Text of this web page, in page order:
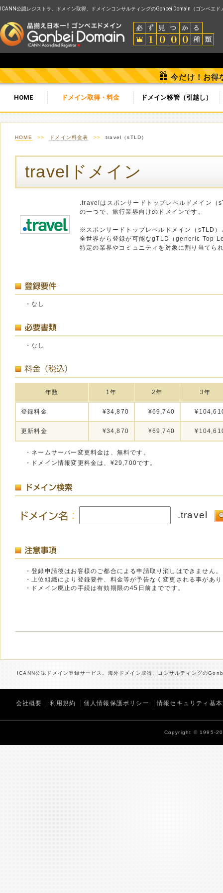
ICANN公認レジストラ。ドメイン取得、ドメインコンサルティングのGonbei Domain（ゴンベエド
今だけ！お得
HOME ドメイン取得・料金 ドメイン移管（引越し）
HOME >> ドメイン料金表 >> travel（sTLD）
travelドメイン
.travelはスポンサードトップレベルドメイン（
の一つで、旅行業界向けのドメインです。
※スポンサードトップレベルドメイン（sTLD）
全世界から登録が可能なgTLD（generic Top
特定の業界やコミュニティを対象に割り当てら
・なし
・なし
年数 1年 2年 3年
登録料金 ¥34,870 ¥69,740
更新料金 ¥34,870 ¥69,740
・ネームサーバー変更料金は、無料です。
・ドメイン情報変更料金は、¥29,700です。
.travel
・登録申請後はお客様のご都合による申請取り消しはできません。
・上位組織により登録要件、料金等が予告なく変更される事があ
・ドメイン廃止の手続は有効期限の45日前までです。
ICANN公認ドメイン登録サービス。海外ドメイン取得、コンサルティングの
会社概要 利用規約 個人情報保護ポリシー 情報セキュリティ基
Copyright © 1995-